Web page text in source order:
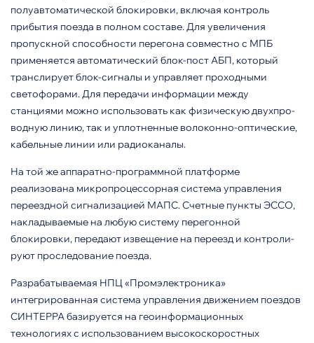
полуавтоматической блокировки, включая контроль
прибытия поезда в полном составе. Для увеличения
пропускной способности перегона совместно с МПБ
применяется автоматический блок-пост АБП, который
транслирует блок-сигналы и управляет проходными
светофо­рами. Для передачи информации между
станциями можно исполь­зовать как физическую двухпро­
водную линию, так и уплотненные волоконно-оптические,
кабельные линии или радиоканалы.
На той же аппаратно-програм­мной платформе
реализована микропроцессорная система уп­равления
переездной сигнализаци­ей МАПС. Счетные пункты ЭССО,
накладываемые на любую систему перегонной
блокировки, передают извещение на переезд и контроли­
руют проследование поезда.
Разрабатываемая НПЦ «Промэлектроника»
интегрированная система управления движением поездов
СИНТЕРРА базируется на геоинформационных
технологиях с использованием высокоскорос­тных